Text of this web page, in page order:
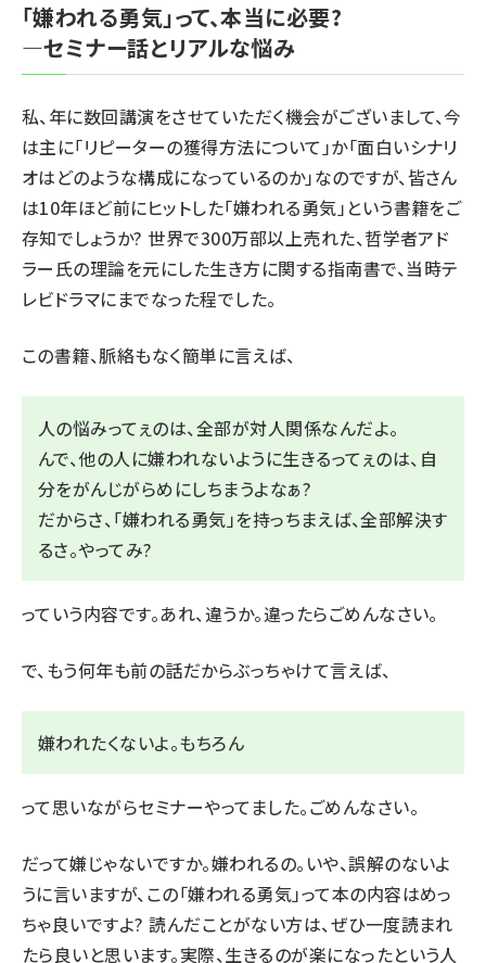
「嫌われる勇気」って、本当に必要?
―セミナー話とリアルな悩み
私、年に数回講演をさせていただく機会がございまして、今
は主に「リピーターの獲得方法について」か「面白いシナリ
オはどのような構成になっているのか」なのですが、皆さん
は10年ほど前にヒットした「嫌われる勇気」という書籍をご
存知でしょうか? 世界で300万部以上売れた、哲学者アド
ラー氏の理論を元にした生き方に関する指南書で、当時テ
レビドラマにまでなった程でした。
この書籍、脈絡もなく簡単に言えば、
人の悩みってぇのは、全部が対人関係なんだよ。
んで、他の人に嫌われないように生きるってぇのは、自
分をがんじがらめにしちまうよなぁ?
だからさ、「嫌われる勇気」を持っちまえば、全部解決す
るさ。やってみ?
っていう内容です。あれ、違うか。違ったらごめんなさい。
で、もう何年も前の話だからぶっちゃけて言えば、
嫌われたくないよ。もちろん
って思いながらセミナーやってました。ごめんなさい。
だって嫌じゃないですか。嫌われるの。いや、誤解のないよ
うに言いますが、この「嫌われる勇気」って本の内容はめっ
ちゃ良いですよ? 読んだことがない方は、ぜひ一度読まれ
たら良いと思います。実際、生きるのが楽になったという人